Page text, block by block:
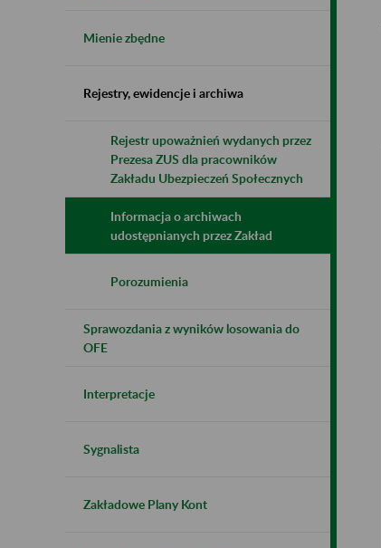
Mienie zbędne
Rejestry, ewidencje i archiwa
Rejestr upoważnień wydanych przez
Prezesa ZUS dla pracowników
Zakładu Ubezpieczeń Społecznych
Informacja o archiwach
udostępnianych przez Zakład
Porozumienia
Sprawozdania z wyników losowania do
OFE
Interpretacje
Sygnalista
Zakładowe Plany Kont